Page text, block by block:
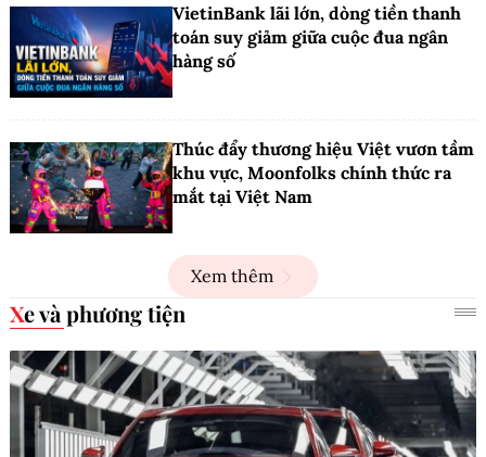
VietinBank lãi lớn, dòng tiền thanh
toán suy giảm giữa cuộc đua ngân
hàng số
Thúc đẩy thương hiệu Việt vươn tầm
khu vực, Moonfolks chính thức ra
mắt tại Việt Nam
Xem thêm
Xe và phương tiện